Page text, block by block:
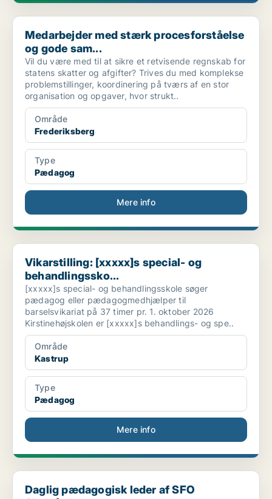
Medarbejder med stærk procesforståelse og gode sam...
Medarbejder med stærk procesforståelse
og gode sam...
Vil du være med til at sikre et retvisende regnskab for
statens skatter og afgifter? Trives du med komplekse
problemstillinger, koordinering på tværs af en stor
organisation og opgaver, hvor strukt..
Område
Frederiksberg
Type
Pædagog
Mere info
Vikarstilling: [xxxxx]s special- og behandlingssko...
Vikarstilling: [xxxxx]s special- og
behandlingssko...
[xxxxx]s special- og behandlingsskole søger
pædagog eller pædagogmedhjælper til
barselsvikariat på 37 timer pr. 1. oktober 2026
Kirstinehøjskolen er [xxxxx]s behandlings- og spe..
Område
Kastrup
Type
Pædagog
Mere info
Daglig pædagogisk leder af SFO Skelgården
Daglig pædagogisk leder af SFO